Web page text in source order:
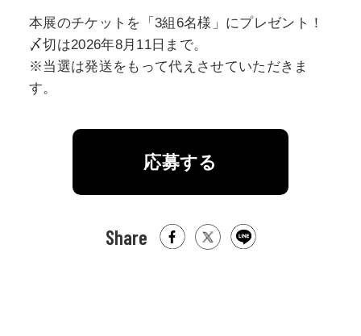
本展のチケットを「3組6名様」にプレゼント！
〆切は2026年8月11日まで。
※当選は発送をもって代えさせていただきま
す。
応募する
Share